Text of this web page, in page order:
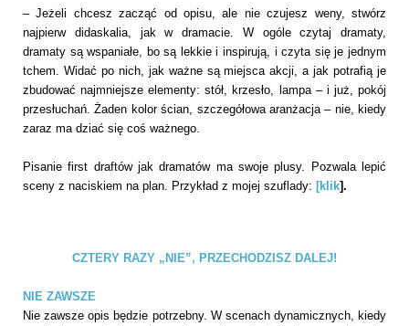
– Jeżeli chcesz zacząć od opisu, ale nie czujesz weny, stwórz
najpierw didaskalia, jak w dramacie. W ogóle czytaj dramaty,
dramaty są wspaniałe, bo są lekkie i inspirują, i czyta się je jednym
tchem. Widać po nich, jak ważne są miejsca akcji, a jak potrafią je
zbudować najmniejsze elementy: stół, krzesło, lampa – i już, pokój
przesłuchań. Żaden kolor ścian, szczegółowa aranżacja – nie, kiedy
zaraz ma dziać się coś ważnego.
Pisanie first draftów jak dramatów ma swoje plusy. Pozwala lepić
sceny z naciskiem na plan. Przykład z mojej szuflady: [klik].
CZTERY RAZY „NIE”, PRZECHODZISZ DALEJ!
NIE ZAWSZE
Nie zawsze opis będzie potrzebny. W scenach dynamicznych, kiedy